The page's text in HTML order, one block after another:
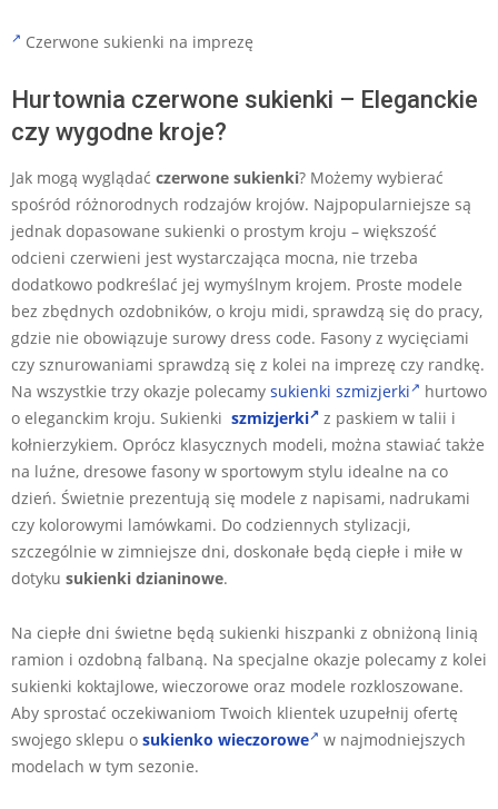
Czerwone sukienki na imprezę
Hurtownia czerwone sukienki – Eleganckie
czy wygodne kroje?
Jak mogą wyglądać czerwone sukienki? Możemy wybierać
spośród różnorodnych rodzajów krojów. Najpopularniejsze są
jednak dopasowane sukienki o prostym kroju – większość
odcieni czerwieni jest wystarczająca mocna, nie trzeba
dodatkowo podkreślać jej wymyślnym krojem. Proste modele
bez zbędnych ozdobników, o kroju midi, sprawdzą się do pracy,
gdzie nie obowiązuje surowy dress code. Fasony z wycięciami
czy sznurowaniami sprawdzą się z kolei na imprezę czy randkę.
Na wszystkie trzy okazje polecamy sukienki szmizjerki
hurtowo
o eleganckim kroju. Sukienki szmizjerki
z paskiem w talii i
kołnierzykiem. Oprócz klasycznych modeli, można stawiać także
na luźne, dresowe fasony w sportowym stylu idealne na co
dzień. Świetnie prezentują się modele z napisami, nadrukami
czy kolorowymi lamówkami. Do codziennych stylizacji,
szczególnie w zimniejsze dni, doskonałe będą ciepłe i miłe w
dotyku sukienki dzianinowe.
Na ciepłe dni świetne będą sukienki hiszpanki z obniżoną linią
ramion i ozdobną falbaną. Na specjalne okazje polecamy z kolei
sukienki koktajlowe, wieczorowe oraz modele rozkloszowane.
Aby sprostać oczekiwaniom Twoich klientek uzupełnij ofertę
swojego sklepu o sukienko wieczorowe
w najmodniejszych
modelach w tym sezonie.